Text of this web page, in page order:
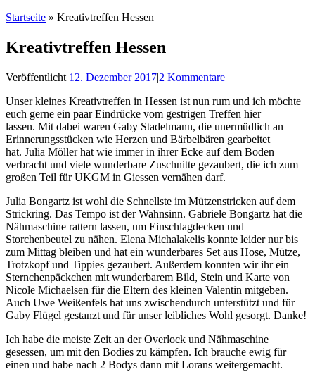
Startseite » Kreativtreffen Hessen
Kreativtreffen Hessen
Veröffentlicht 12. Dezember 2017|2 Kommentare
Unser kleines Kreativtreffen in Hessen ist nun rum und ich möchte
euch gerne ein paar Eindrücke vom gestrigen Treffen hier
lassen. Mit dabei waren Gaby Stadelmann, die unermüdlich an
Erinnerungsstücken wie Herzen und Bärbelbären gearbeitet
hat. Julia Möller hat wie immer in ihrer Ecke auf dem Boden
verbracht und viele wunderbare Zuschnitte gezaubert, die ich zum
großen Teil für UKGM in Giessen vernähen darf.
Julia Bongartz ist wohl die Schnellste im Mützenstricken auf dem
Strickring. Das Tempo ist der Wahnsinn. Gabriele Bongartz hat die
Nähmaschine rattern lassen, um Einschlagdecken und
Storchenbeutel zu nähen. Elena Michalakelis konnte leider nur bis
zum Mittag bleiben und hat ein wunderbares Set aus Hose, Mütze,
Trotzkopf und Tippies gezaubert. Außerdem konnten wir ihr ein
Sternchenpäckchen mit wunderbarem Bild, Stein und Karte von
Nicole Michaelsen für die Eltern des kleinen Valentin mitgeben.
Auch Uwe Weißenfels hat uns zwischendurch unterstützt und für
Gaby Flügel gestanzt und für unser leibliches Wohl gesorgt. Danke!
Ich habe die meiste Zeit an der Overlock und Nähmaschine
gesessen, um mit den Bodies zu kämpfen. Ich brauche ewig für
einen und habe nach 2 Bodys dann mit Lorans weitergemacht.